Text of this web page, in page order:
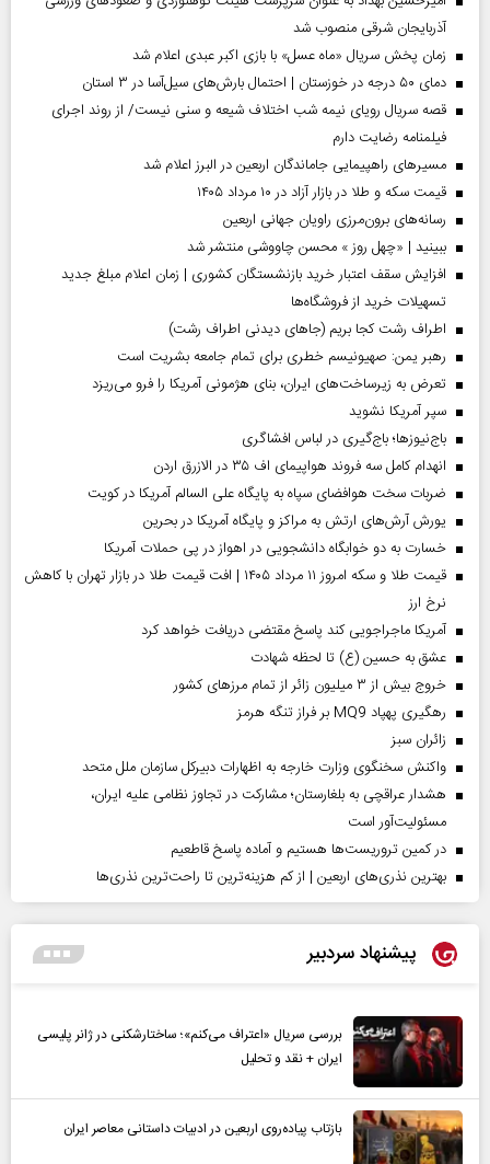
آذربایجان شرقی منصوب شد
زمان پخش سریال «ماه عسل» با بازی اکبر عبدی اعلام شد
دمای ۵۰ درجه در خوزستان | احتمال بارش‌های سیل‌آسا در ۳ استان
قصه سریال رویای نیمه شب اختلاف شیعه و سنی نیست/ از روند اجرای
فیلمنامه رضایت دارم
مسیر‌های راهپیمایی جاماندگان اربعین در البرز اعلام شد
قیمت سکه و طلا در بازار آزاد در ۱۰ مرداد ۱۴۰۵
رسانه‌های برون‌مرزی راویان جهانی اربعین
ببینید | «چهل روز » محسن چاووشی منتشر شد
افزایش سقف اعتبار خرید بازنشستگان کشوری | زمان اعلام مبلغ جدید
تسهیلات خرید از فروشگاه‌ها
اطراف رشت کجا بریم (جاهای دیدنی اطراف رشت)
رهبر یمن: صهیونیسم خطری برای تمام جامعه بشریت است
تعرض به زیرساخت‌های ایران، بنای هژمونی آمریکا را فرو می‌ریزد
سپر آمریکا نشوید
باج‌نیوزها؛ باج‌گیری در لباس افشاگری
انهدام کامل سه فروند هواپیمای اف ۳۵ در الازرق اردن
ضربات سخت هوافضای سپاه به پایگاه علی السالم آمریکا در کویت
یورش آرش‌های ارتش به مراکز و پایگاه‌ آمریکا در بحرین
خسارت به دو خوابگاه دانشجویی در اهواز در پی حملات آمریکا
قیمت طلا و سکه امروز ۱۱ مرداد ۱۴۰۵ | افت قیمت طلا در بازار تهران با کاهش
نرخ ارز
آمریکا ماجراجویی کند پاسخ مقتضی دریافت خواهد کرد
عشق به حسین (ع) تا لحظه شهادت
خروج بیش از ۳ میلیون زائر از تمام مرز‌های کشور
رهگیری پهپاد MQ9 بر فراز تنگه هرمز
‌زائران سبز
واکنش سخنگوی وزارت خارجه به اظهارات دبیرکل سازمان ملل متحد
هشدار عراقچی به بلغارستان؛ مشارکت در تجاوز نظامی علیه ایران،
مسئولیت‌آور است
در کمین تروریست‌ها هستیم و آماده پاسخ قاطعیم
بهترین نذری‌های اربعین | از کم هزینه‌ترین تا راحت‌ترین نذری‌ها
پیشنهاد سردبیر
بررسی سریال «اعتراف می‌کنم»؛ ساختارشکنی در ژانر پلیسی
ایران + نقد و تحلیل
بازتاب پیاده‌روی اربعین در ادبیات داستانی معاصر ایران